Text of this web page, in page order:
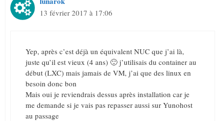
13 février 2017 à 17:06
Yep, après c’est déjà un équivalent NUC que j’ai là,
juste qu’il est vieux (4 ans) 🙂 j’utilisais du container au
début (LXC) mais jamais de VM, j’ai que des linux en
besoin donc bon
Mais oui je reviendrais dessus après installation car je
me demande si je vais pas repasser aussi sur Yunohost
au passage